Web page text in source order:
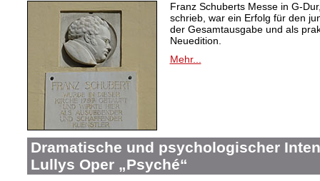
Franz Schuberts Messe in G-
schrieb, war ein Erfolg für den
der Gesamtausgabe und als
Neuedition.
Mehr...
Dramatische und psychologischer
Lullys Oper „Psyché“